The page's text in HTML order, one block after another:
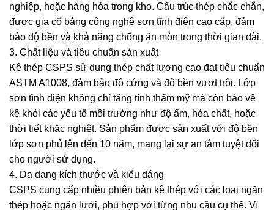
nghiệp, hoặc hàng hóa trong kho. Cấu trúc thép chắc chắn,
được gia cố bằng công nghệ sơn tĩnh điện cao cấp, đảm
bảo độ bền và khả năng chống ăn mòn trong thời gian dài.
3. Chất liệu và tiêu chuẩn sản xuất
Kệ thép CSPS sử dụng thép chất lượng cao đạt tiêu chuẩn
ASTM A1008, đảm bảo độ cứng và độ bền vượt trội. Lớp
sơn tĩnh điện không chỉ tăng tính thẩm mỹ mà còn bảo vệ
kệ khỏi các yếu tố môi trường như độ ẩm, hóa chất, hoặc
thời tiết khắc nghiệt. Sản phẩm được sản xuất với độ bền
lớp sơn phủ lên đến 10 năm, mang lại sự an tâm tuyệt đối
cho người sử dụng.
4. Đa dạng kích thước và kiểu dáng
CSPS cung cấp nhiều phiên bản kệ thép với các loại ngăn
thép hoặc ngăn lưới, phù hợp với từng nhu cầu cụ thể. Ví